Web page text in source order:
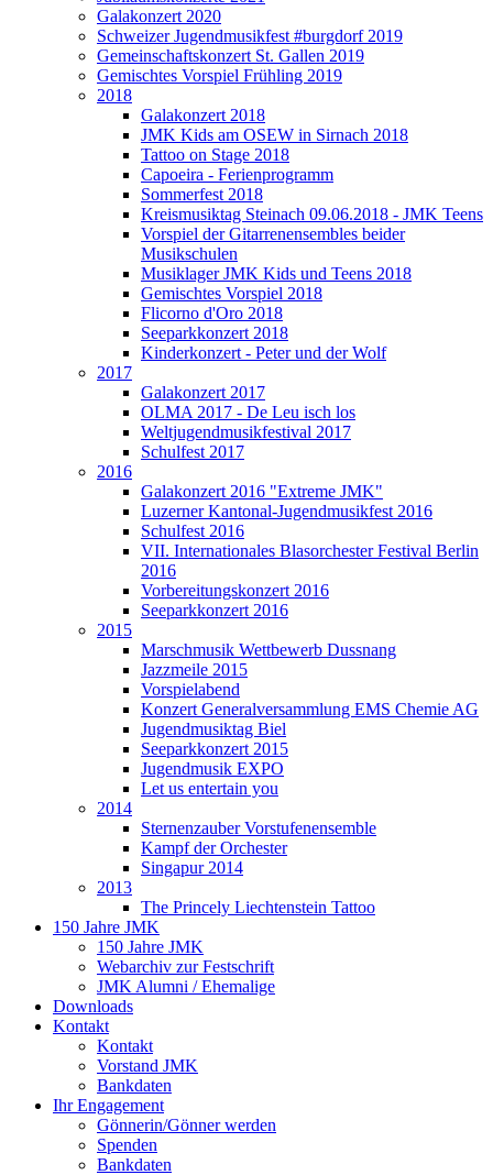
Galakonzert 2020
Schweizer Jugendmusikfest #burgdorf 2019
Gemeinschaftskonzert St. Gallen 2019
Gemischtes Vorspiel Frühling 2019
2018
Galakonzert 2018
JMK Kids am OSEW in Sirnach 2018
Tattoo on Stage 2018
Capoeira - Ferienprogramm
Sommerfest 2018
Kreismusiktag Steinach 09.06.2018 - JMK Teens
Vorspiel der Gitarrenensembles beider
Musikschulen
Musiklager JMK Kids und Teens 2018
Gemischtes Vorspiel 2018
Flicorno d'Oro 2018
Seeparkkonzert 2018
Kinderkonzert - Peter und der Wolf
2017
Galakonzert 2017
OLMA 2017 - De Leu isch los
Weltjugendmusikfestival 2017
Schulfest 2017
2016
Galakonzert 2016 "Extreme JMK"
Luzerner Kantonal-Jugendmusikfest 2016
Schulfest 2016
VII. Internationales Blasorchester Festival Berlin
2016
Vorbereitungskonzert 2016
Seeparkkonzert 2016
2015
Marschmusik Wettbewerb Dussnang
Jazzmeile 2015
Vorspielabend
Konzert Generalversammlung EMS Chemie AG
Jugendmusiktag Biel
Seeparkkonzert 2015
Jugendmusik EXPO
Let us entertain you
2014
Sternenzauber Vorstufenensemble
Kampf der Orchester
Singapur 2014
2013
The Princely Liechtenstein Tattoo
150 Jahre JMK
150 Jahre JMK
Webarchiv zur Festschrift
JMK Alumni / Ehemalige
Downloads
Kontakt
Kontakt
Vorstand JMK
Bankdaten
Ihr Engagement
Gönnerin/Gönner werden
Spenden
Bankdaten